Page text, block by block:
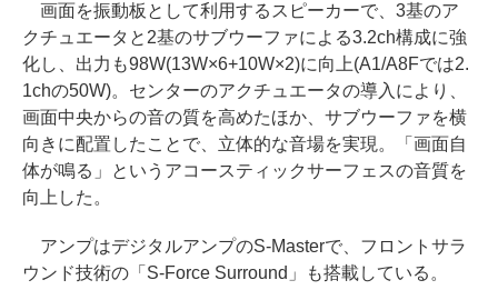
画面を振動板として利用するスピーカーで、3基のア
クチュエータと2基のサブウーファによる3.2ch構成に強
化し、出力も98W(13W×6+10W×2)に向上(A1/A8Fでは2.
1chの50W)。センターのアクチュエータの導入により、
画面中央からの音の質を高めたほか、サブウーファを横
向きに配置したことで、立体的な音場を実現。「画面自
体が鳴る」というアコースティックサーフェスの音質を
向上した。
アンプはデジタルアンプのS-Masterで、フロントサラ
ウンド技術の「S-Force Surround」も搭載している。